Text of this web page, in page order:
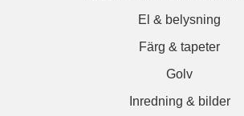
El & belysning
Färg & tapeter
Golv
Inredning & bilder